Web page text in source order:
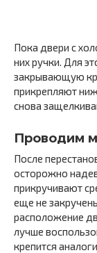
Пока двери с
них ручки. Для
закрывающую
прикрепляют
снова
Проводим
После
осторожно
прикручивают
еще не
расположение
лучше
крепится